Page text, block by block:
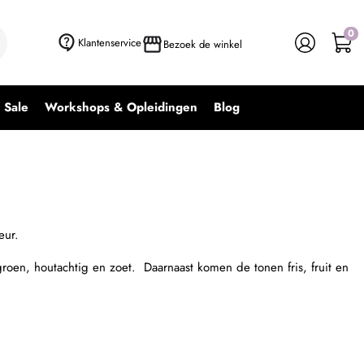
Klantenservice Bezoek de winkel
0
Sale Workshops & Opleidingen Blog
houtachtig en zoet. Daarnaast komen de tonen fris, fruit en